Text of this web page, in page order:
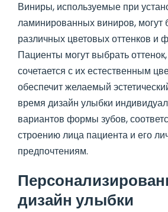
Виниры, используемые при
ламинированных виниров,
различных цветовых оттенков и
Пациенты могут выбрать
сочетается с их естественным
обеспечит желаемый
время дизайн улыбки
вариантов формы зубов,
строению лица пациента и его
предпочтениям.
дизайн улыбки